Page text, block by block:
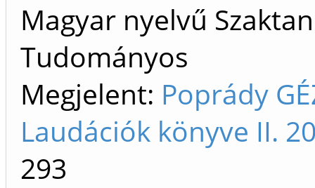
Magyar nyelvű
Tudományos
Megjelent: Poprády
Laudációk könyve II.
293